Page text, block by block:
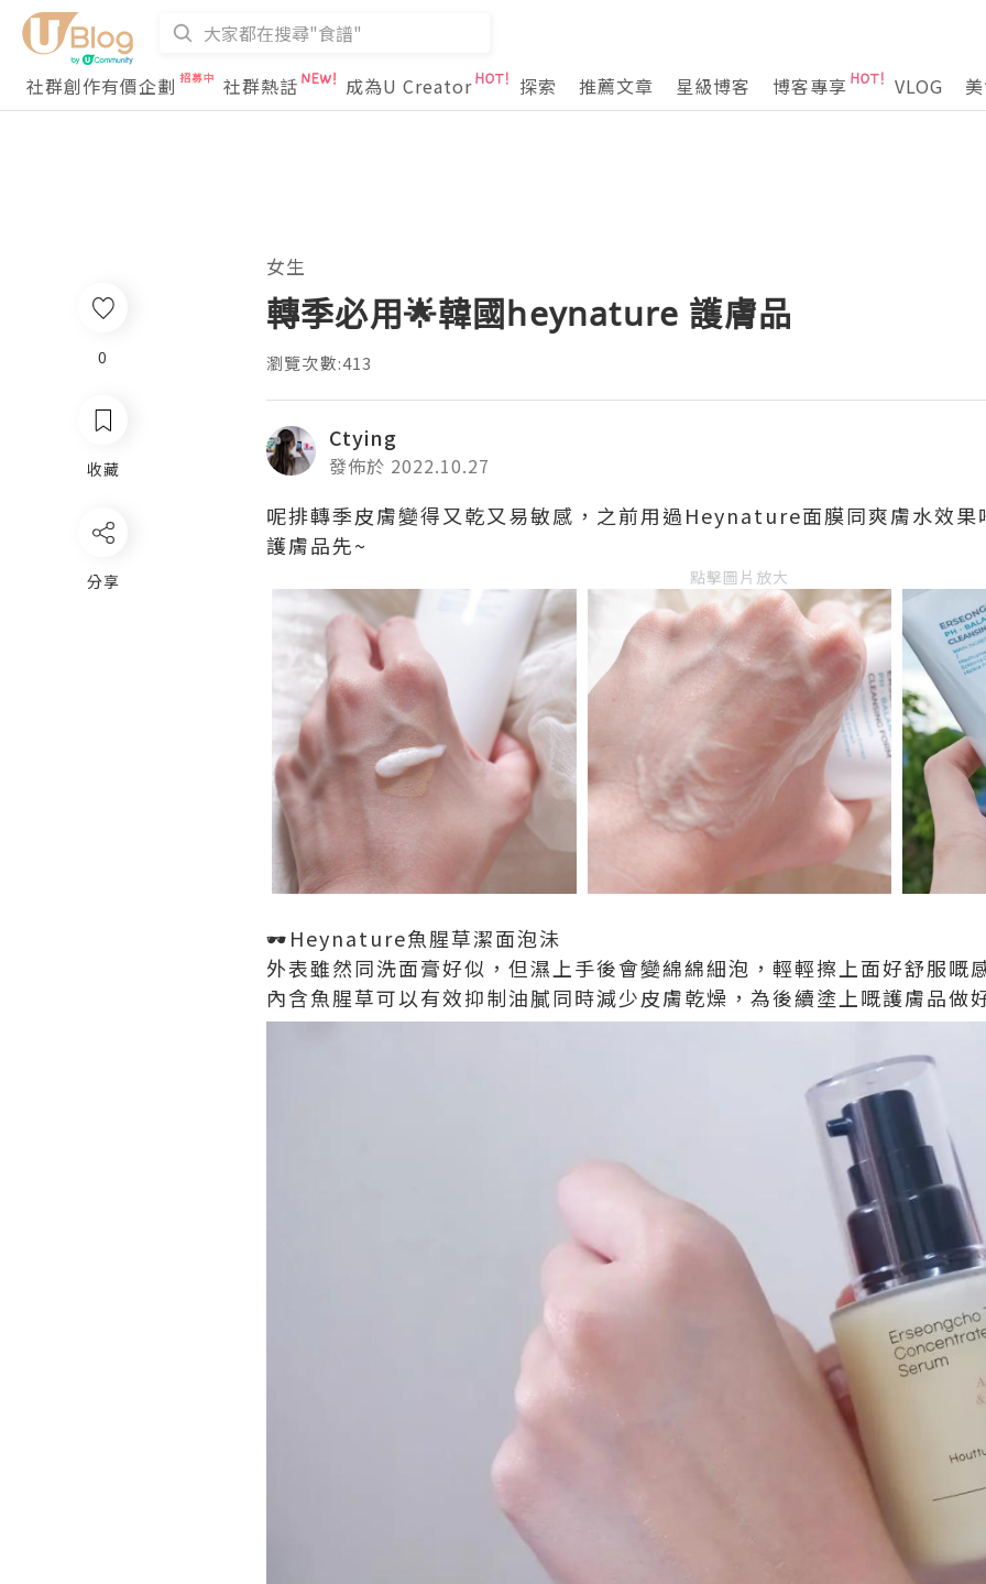
社群創作有價企劃 社群熱話 成為U Creator 探索 推薦文章 星級博客 博客專享 VLOG
0
收藏
分享
女生
轉季必用🌟韓國heynature 護膚品
瀏覽次數:413
Ctying
發佈於 2022.10.27
呢排轉季皮膚變得又乾又易敏感，之前用過Heynature面膜同爽膚水效果
護膚品先~
點擊圖片放大
🕶️Heynature魚腥草潔面泡沬
外表雖然同洗面膏好似，但濕上手後會變綿綿細泡，輕輕擦上面好舒服嘅
內含魚腥草可以有效抑制油膩同時減少皮膚乾燥，為後續塗上嘅護膚品做